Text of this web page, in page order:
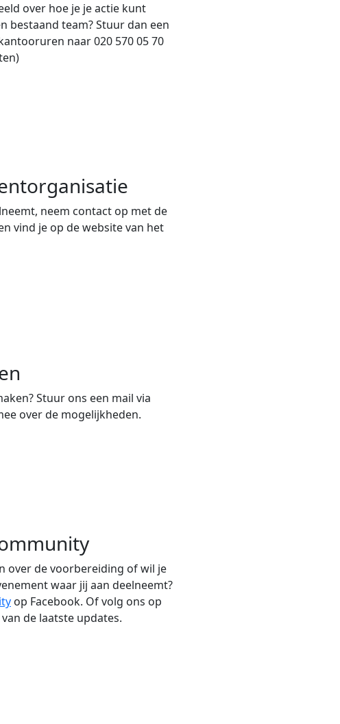
over hoe je je actie kunt
bestaand team? Stuur dan een
naar 020 570 05 70
neem contact op met de
vind je op de website van het
Stuur ons een mail via
over de mogelijkheden.
over de voorbereiding of wil je
waar jij aan deelneemt?
op Facebook. Of volg ons op
de laatste updates.